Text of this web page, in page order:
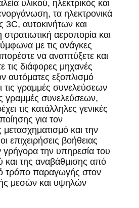
υλικού, ηλεκτρικός και
τα ηλεκτρονικά
3C, αυτοκινήτων και
στρατιωτική αεροπορία και
με τις ανάγκες
να αναπτύξετε και
τις διάφορες μηχανές
αυτόματες εξοπλισμό
τις γραμμές συνελεύσεων
γραμμές συνελεύσεων,
τις κατάλληλες γενικές
για τον
μετασχηματισμό και την
επιχειρήσεις βοήθειας
την υπηρεσία του
και της αναβάθμισης από
τρόπο παραγωγής στον
μεσών και υψηλών